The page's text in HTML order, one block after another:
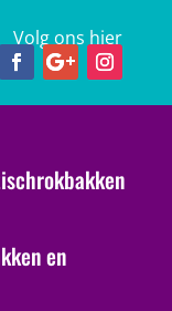
Volg ons hier
en